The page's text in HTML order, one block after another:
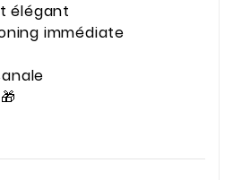
élégant
immédiate